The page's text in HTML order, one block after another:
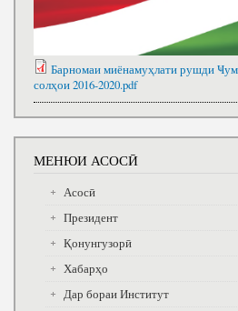
Барномаи миёнамуҳлати рушди
солҳои 2016-2020.pdf
МЕНЮИ АСОСӢ
Асосӣ
Президент
Қонунгузорӣ
Хабарҳо
Дар бораи Институт